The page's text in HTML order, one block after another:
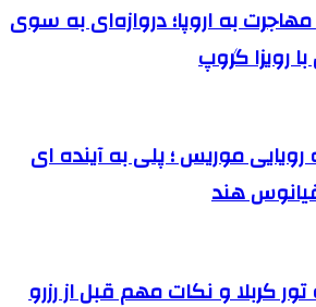
به اروپا؛ دروازه‌ای به سوی
رویزا گروپ
رویایی موریس ؛ پلی به آینده ‌ای
‌هند
تور کربلا و نکات مهم قبل از رزرو